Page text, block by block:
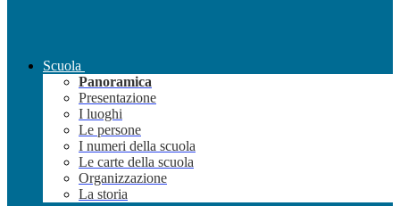
Scuola
Panoramica
Presentazione
I luoghi
Le persone
I numeri della scuola
Le carte della scuola
Organizzazione
La storia